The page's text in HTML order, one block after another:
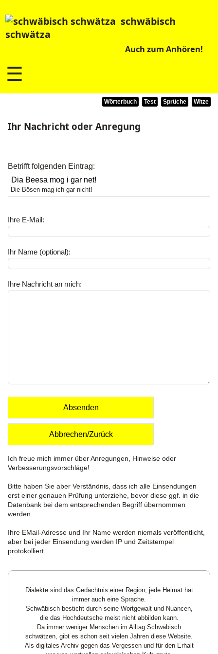
schwäbisch
schwätza
Auch zum Anhören!
☰
Wörterbuch Test Sprüche Witze
Ihr Nachricht oder Anregung
Betrifft folgenden Eintrag:
Die Bösen mag ich gar nicht!
Ihre E-Mail:
Ihr Name (optional):
Ihre Nachricht an mich:
Absenden
Abbrechen/Zurück
Ich freue mich immer über Anregungen, Hinweise oder
Verbesserungsvorschläge!
Bitte haben Sie aber Verständnis, dass ich alle Einsendungen
erst einer genauen Prüfung unterziehe, bevor diese ggf. in die
Datenbank bei dem entsprechenden Begriff übernommen
werden.
Ihre EMail-Adresse und Ihr Name werden niemals veröffentlicht,
aber bei jeder Einsendung werden IP und Zeitstempel
protokolliert.
Dialekte sind das Gedächtnis einer Region, jede Heimat hat
immer auch eine Sprache.
Schwäbisch besticht durch seine Wortgewalt und Nuancen,
die das Hochdeutsche meist nicht abbilden kann.
Da immer weniger Menschen im Alltag Schwäbisch
schwätzen, gibt es schon seit vielen Jahren diese Website.
Als digitales Archiv gegen das Vergessen und für den Erhalt